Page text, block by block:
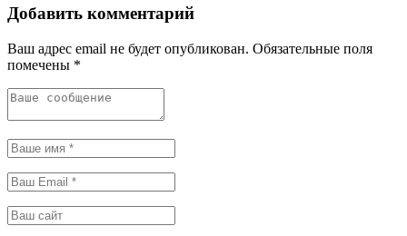
Добавить комментарий
Ваш адрес email не будет опубликован. Обязательные поля
помечены *